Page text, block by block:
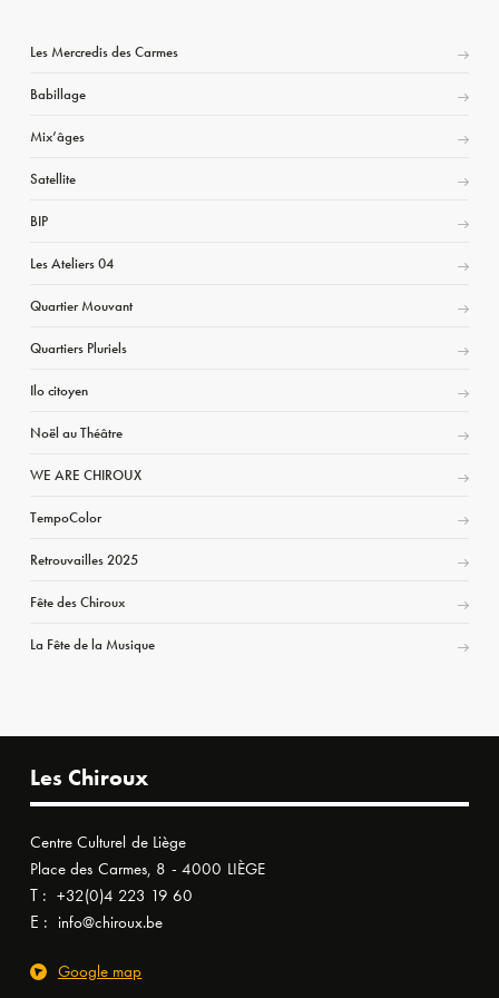
Les Mercredis des Carmes
Babillage
Mix’âges
Satellite
BIP
Les Ateliers 04
Quartier Mouvant
Quartiers Pluriels
Ilo citoyen
Noël au Théâtre
WE ARE CHIROUX
TempoColor
Retrouvailles 2025
Fête des Chiroux
La Fête de la Musique
Les Chiroux
Centre Culturel de Liège
Place des Carmes, 8 - 4000 LIÈGE
T : +32(0)4 223 19 60
E : info@chiroux.be
Google map